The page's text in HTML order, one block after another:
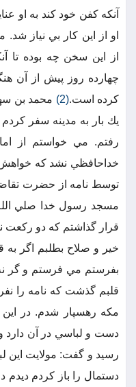
آنكه كفن خود كند به او
او از اين كار بي نياز
از اين سخن چه بوده تا
چهارده روز پيش از آن
كرده است.(2)
محمد بن
يك بار به مدينه سفر
رفتم. مي خواستم از
خداحافظي نشد كه خواهش
توسط نامه از حضرت
مسجد رسول خدا صلي
قرار گذاشتم كه دو ركعت
خير و صلاح بطلبم اگر به
بفرستم مي فرستم و گر نه
قلبم گذشت كه نامه را
مكه رهسپار شدم. در
دست و لباسي در آن دارد
رسيد و گفت: مولايت اين
دستمال را باز كردم